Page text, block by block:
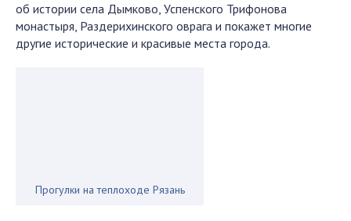
об истории села Дымково, Успенского Трифонова
монастыря, Раздерихинского оврага и покажет многие
другие исторические и красивые места города.
Прогулки на теплоходе Рязань